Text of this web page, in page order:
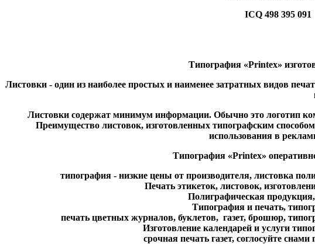
ICQ 498 395 091
Типография «Printex»
Листовки - один из наиболее простых и наименее затратных видов
Листовки содержат минимум информации. Обычно это логотип
Преимущество листовок, изготовленных типографским
использования в
Типография «Printex»
типография - низкие цены от производителя, листовка
Печать этикеток, листовок,
Полиграфическая
Типография и печать,
печать цветных журналов, буклетов, газет, брошюр,
Изготовление календарей и услуги
срочная печать газет, соглосуйте